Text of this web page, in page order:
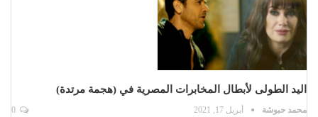
اليد الطولى لأبطال المخابرات المصرية في (هجمة مرتدة)
محمد حبوشة أبريل 17, 2021